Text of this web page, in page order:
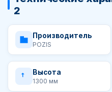
2
Производитель
POZIS
Высота
1300 мм